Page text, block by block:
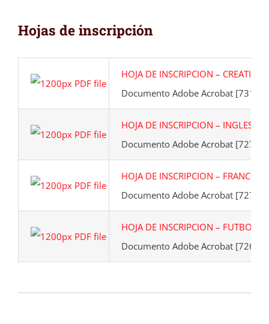
Hojas de inscripción
HOJA DE INSCRIPCION –
Documento Adobe Acrobat [731.7
HOJA DE INSCRIPCION – INGLES.pdf
Documento Adobe Acrobat [727.0
HOJA DE INSCRIPCION –
Documento Adobe Acrobat [727.6
HOJA DE INSCRIPCION – FUTBOL
Documento Adobe Acrobat [726.9